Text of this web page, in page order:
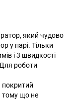
який чудово
у парі. Тільки
і 3 швидкості
роботи
покритий
тому що не